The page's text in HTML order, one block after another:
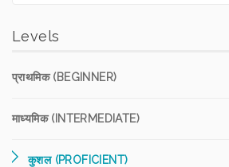
Levels
प्राथमिक (BEGINNER)
माध्यमिक (INTERMEDIATE)
कुशल (PROFICIENT)